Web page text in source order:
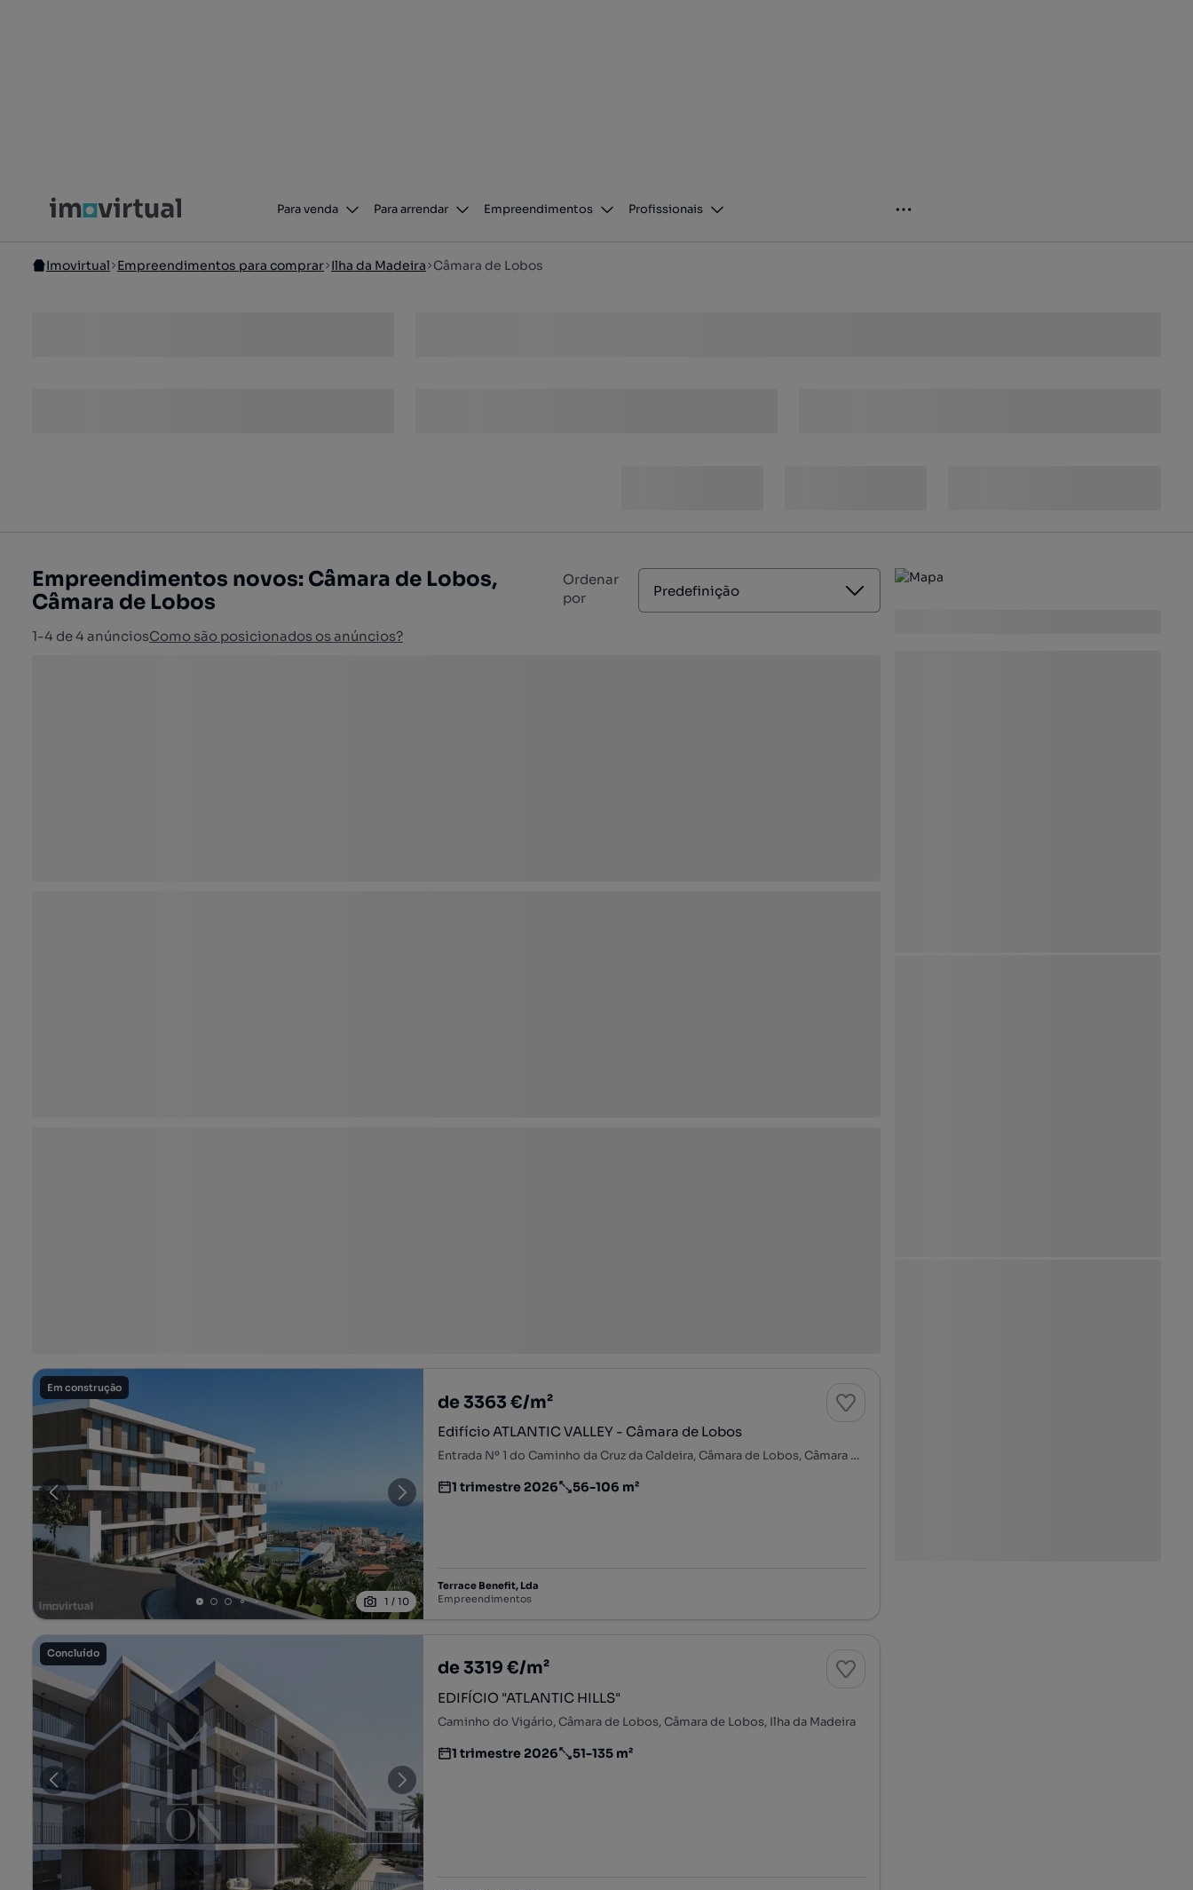
Para venda Para arrendar Empreendimentos Profissionais
Imovirtual Empreendimentos para comprar Ilha da Madeira Câmara de Lobos
Empreendimentos novos: Câmara de Lobos,
Câmara de Lobos
1-4 de 4 anúnciosComo são posicionados os anúncios?
Ordenar
por
Predefinição
Em construção
1 /10
de 3363 €/m²
Edifício ATLANTIC VALLEY - Câmara de Lobos
Entrada Nº 1 do Caminho da Cruz da Caldeira, Câmara de Lobos, Câmara de Lobos, Ilha da Madeira
Estimativa da entrega do empreendimento imobiliário
1 trimestre 2026
Preço por metro quadrado56-106 m²
Terrace Benefit, Lda
Empreendimentos
Concluído
de 3319 €/m²
EDIFÍCIO "ATLANTIC HILLS"
Caminho do Vigário, Câmara de Lobos, Câmara de Lobos, Ilha da Madeira
Estimativa da entrega do empreendimento imobiliário
1 trimestre 2026
Preço por metro quadrado51-135 m²